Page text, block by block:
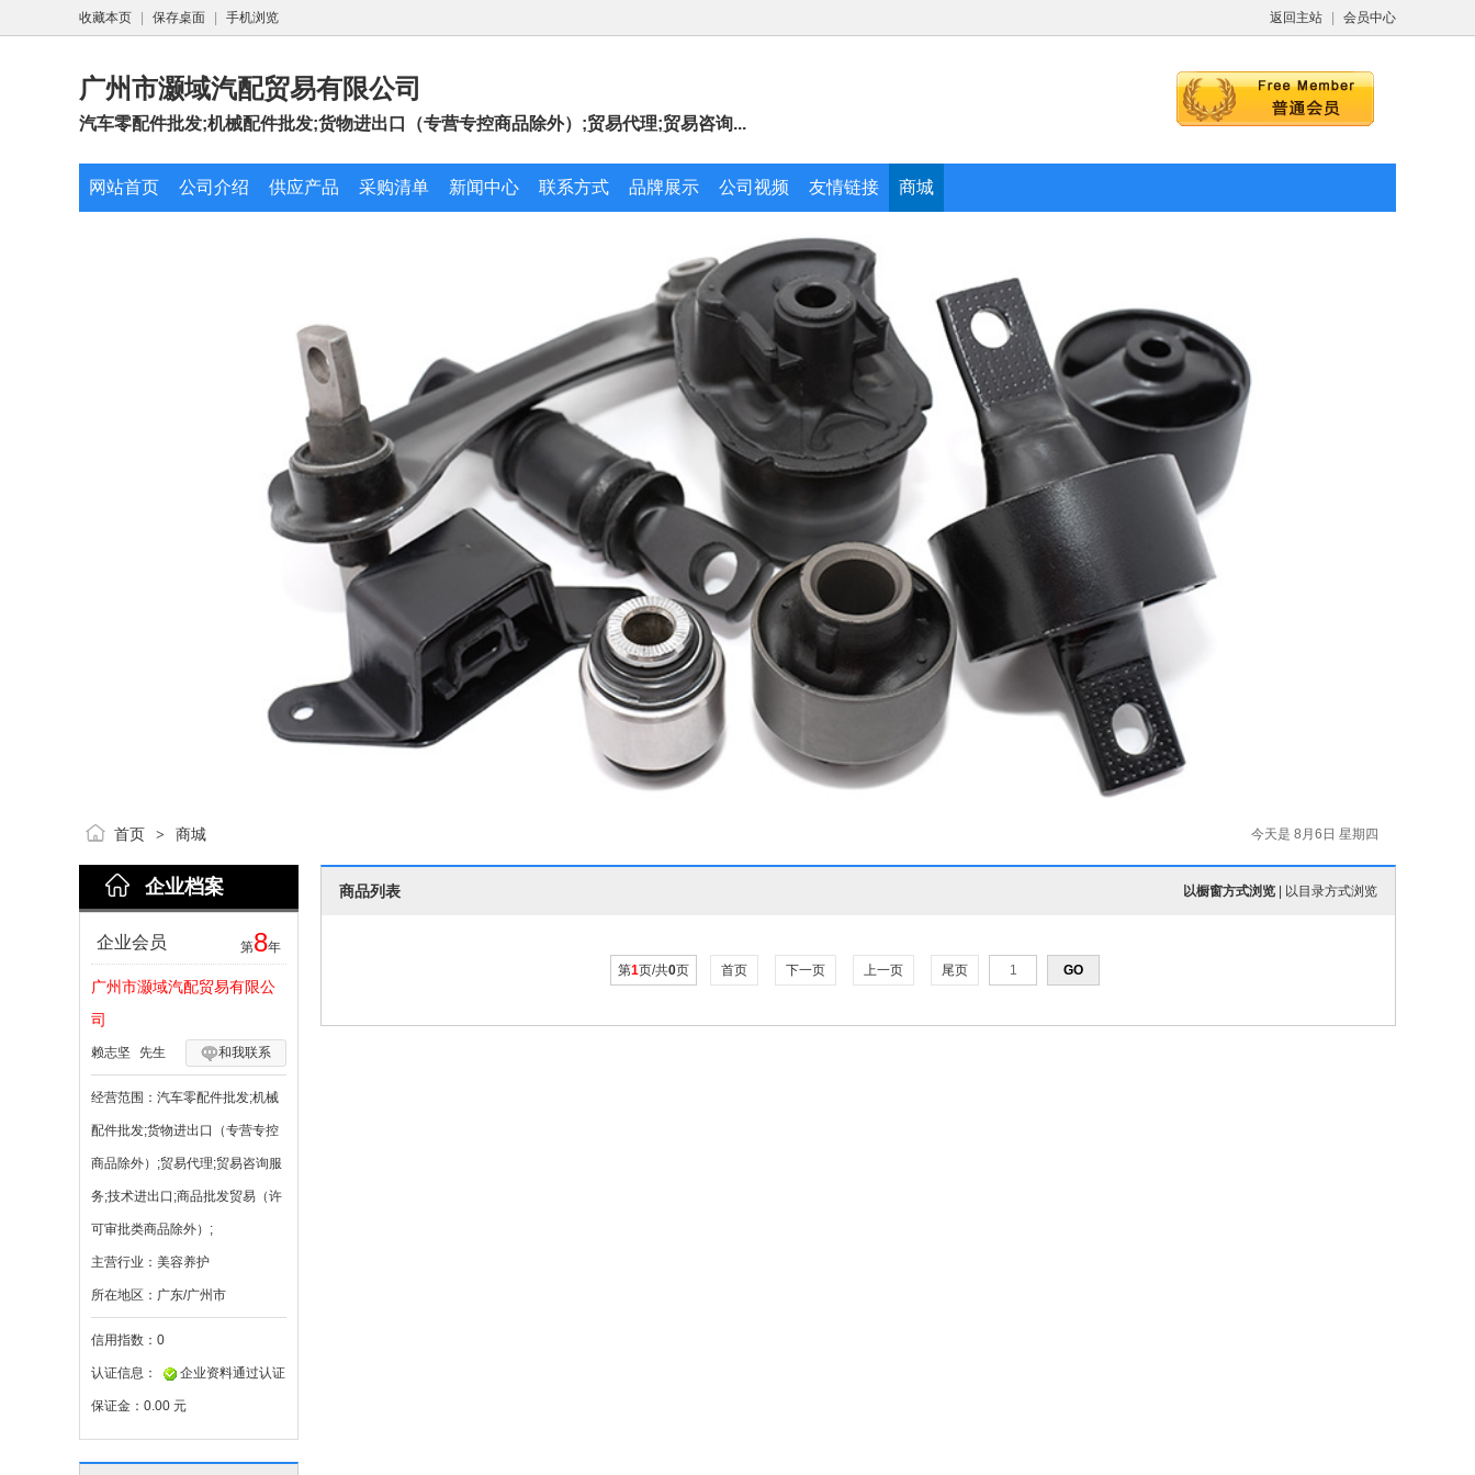
返回主站 会员中心
收藏本页 保存桌面 手机浏览
广州市灏域汽配贸易有限公司
汽车零配件批发;机械配件批发;货物进出口（专营专控商品除外）;贸易代理;贸易咨询...
网站首页 公司介绍 供应产品 采购清单 新闻中心 联系方式 品牌展示 公司视频 友情链接 商城
今天是 8月6日 星期四
首页 > 商城
企业档案
企业会员 第8年
广州市灏域汽配贸易有限公
司
赖志坚 先生 和我联系
经营范围： 汽车零配件批发;机械
配件批发;货物进出口（专营专控
商品除外）;贸易代理;贸易咨询服
务;技术进出口;商品批发贸易（许
可审批类商品除外）;
主营行业： 美容养护
所在地区： 广东/广州市
信用指数： 0
认证信息： 企业资料通过认证
保证金： 0.00 元
以橱窗方式浏览 以目录方式浏览
商品列表
第1页/共0页 首页 下一页 上一页 尾页